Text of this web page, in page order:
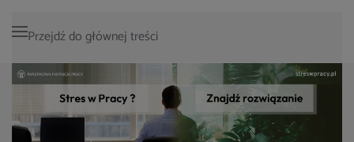
Przejdź do głównej treści